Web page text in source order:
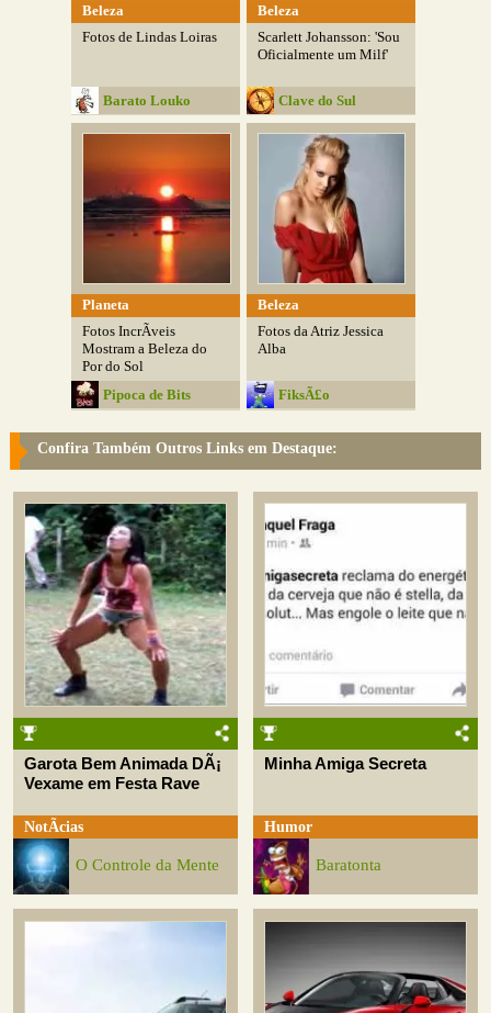
Beleza
Fotos de Lindas Loiras
Barato Louko
Beleza
Scarlett Johansson: 'Sou
Oficialmente um Milf'
Clave do Sul
Planeta
Fotos IncrÃ­veis
Mostram a Beleza do
Por do Sol
Pipoca de Bits
Beleza
Fotos da Atriz Jessica
Alba
FiksÃ£o
Confira Também Outros Links em Destaque:
Garota Bem Animada DÃ¡
Vexame em Festa Rave
NotÃ­cias
O Controle da Mente
Minha Amiga Secreta
Humor
Baratonta